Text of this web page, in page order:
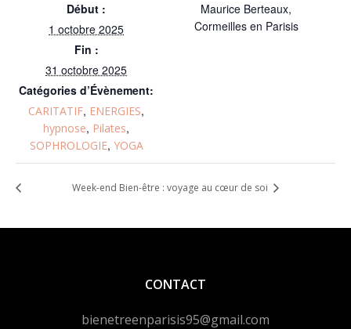
Début :
1 octobre 2025
Fin :
31 octobre 2025
Catégories d’Évènement:
CARITATIF, ENERGIES,
hypnose, Pilates,
SOPHROLOGIE, YOGA
Maurice Berteaux,
Cormeilles en Parisis
Week-end Bien-être : voyage au cœur de soi
CONTACT
bienetreenparisis95@gmail.com